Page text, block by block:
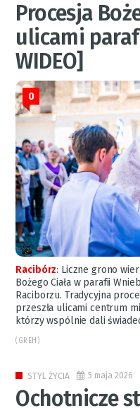
Procesja
ulicami
WIDEO]
0
Racibórz: Liczne grono
Bożego Ciała w parafii
Raciborzu. Tradycyjna
przeszła ulicami centrum
którzy wspólnie dali
(GREH)
STYL ŻYCIA 5 maja 2026
Ochotnicze